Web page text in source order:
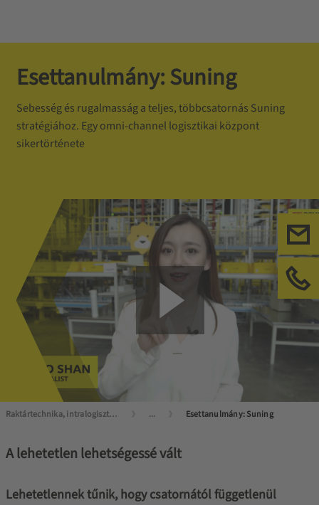
Esettanulmány: Suning
Sebesség és rugalmasság a teljes, többcsatornás Suning
stratégiához. Egy omni-channel logisztikai központ
sikertörténete
Raktártechnika, intralogisztika mesterfokon ... Esettanulmány: Suning
A lehetetlen lehetségessé vált
Lehetetlennek tűnik, hogy csatornától függetlenül